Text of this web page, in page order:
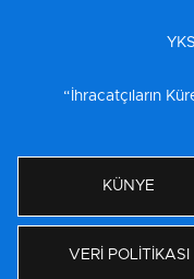
“İhracatçıların
KÜNYE
VERİ POLİTİKASI